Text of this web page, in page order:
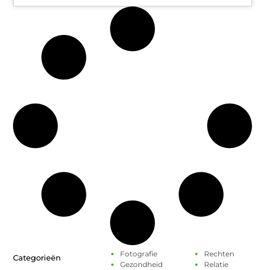
Categorieën
Fotografie
Gezondheid
Rechten
Relatie